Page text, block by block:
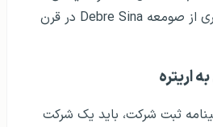
مریم داری و خانه‌های غاری از صومعه Debre Sina در قرن
اریتره
ثبت شرکت، باید یک شرکت